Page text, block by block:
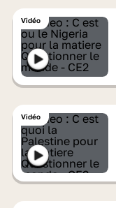
Vidéo
Vidéo